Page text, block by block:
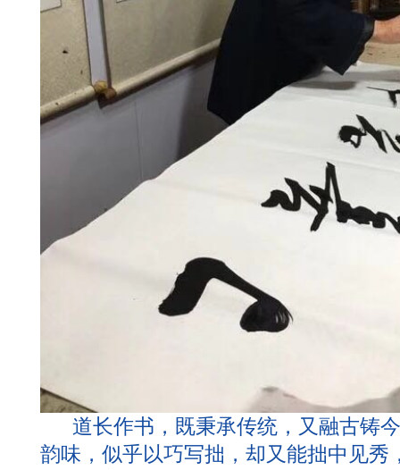
道长作书，既秉承传统，又融古铸
韵味，似乎以巧写拙，却又能拙中见秀